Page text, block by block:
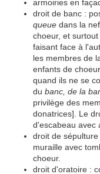
armoiries en
droit de banc :
queue dans la
choeur, et
faisant face à
les membres de
enfants de
quand ils ne se
du banc, de la
privilège des
donatrices]. Le
d'escabeau avec
droit de
muraille avec
choeur.
droit d'oratoire :